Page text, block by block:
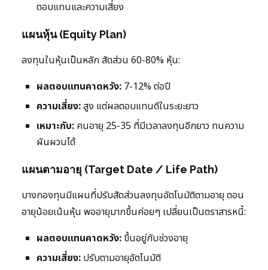
ตอบแทนและความเสี่ยง
แผนหุ้น (Equity Plan)
ลงทุนในหุ้นเป็นหลัก สัดส่วน 60-80% หุ้น:
ผลตอบแทนคาดหวัง: 7-12% ต่อปี
ความเสี่ยง:สูง แต่ผลตอบแทนดีในระยะยาว
เหมาะกับ: คนอายุ 25-35 ที่มีเวลาลงทุนอีกยาว ทนความ
ผันผวนได้
แผนตามอายุ (Target Date / Life Path)
บางกองทุนมีแผนที่ปรับสัดส่วนลงทุนอัตโนมัติตามอายุ ตอน
อายุน้อยเน้นหุ้น พออายุมากขึ้นค่อยๆ เปลี่ยนเป็นตราสารหนี้:
ผลตอบแทนคาดหวัง: ขึ้นอยู่กับช่วงอายุ
ความเสี่ยง: ปรับตามอายุอัตโนมัติ